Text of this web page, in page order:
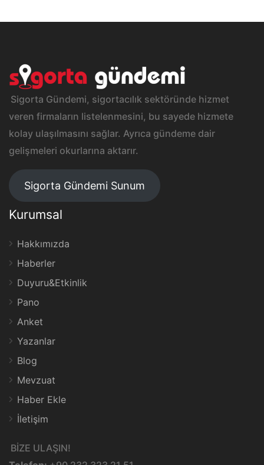
Sigorta Gündemi, sigortacılık sektöründe hizmet
veren firmaların listelenmesini, bu sayede hizmete
kolay ulaşılmasını sağlar. Ayrıca gündeme dair
gelişmeleri okurlarına aktarır.
Sigorta Gündemi Sunum
Kurumsal
Hakkımızda
Haberler
Duyuru&Etkinlik
Pano
Anket
Yazanlar
Blog
Mevzuat
Haber Ekle
İletişim
BİZE ULAŞIN!